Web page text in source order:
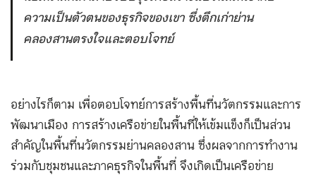
ความเป็นตัวตนของธุรกิจของเขา ซึ่งตึกเก่าย่าน
คลองสานตรงใจและตอบโจทย์
อย่างไรก็ตาม เพื่อตอบโจทย์การสร้างพื้นที่นวัตกรรมและการ
พัฒนาเมือง การสร้างเครือข่ายในพื้นที่ให้เข้มแข็งก็เป็นส่วน
สำคัญในพื้นที่นวัตกรรมย่านคลองสาน ซึ่งผลจากการทำงาน
ร่วมกับชุมชนและภาคธุรกิจในพื้นที่ จึงเกิดเป็นเครือข่าย